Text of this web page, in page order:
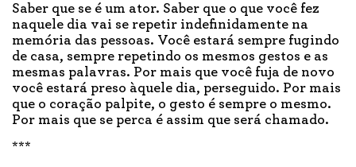
Saber que se é um ator. Saber que o que você fez
naquele dia vai se repetir indefinidamente na
memória das pessoas. Você estará sempre fugindo
de casa, sempre repetindo os mesmos gestos e as
mesmas palavras. Por mais que você fuja de novo
você estará preso àquele dia, perseguido. Por mais
que o coração palpite, o gesto é sempre o mesmo.
Por mais que se perca é assim que será chamado.
***